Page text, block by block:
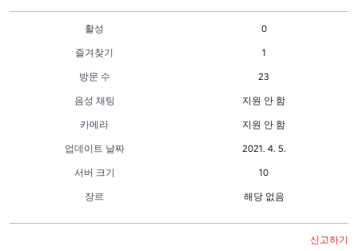
활성
0
즐겨찾기
1
방문 수
23
음성 채팅
지원 안 함
카메라
지원 안 함
업데이트 날짜
2021. 4. 5.
서버 크기
10
장르
해당 없음
신고하기